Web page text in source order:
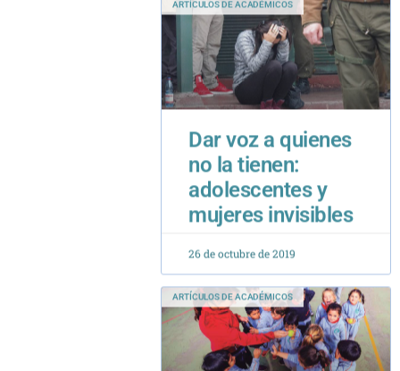
Dar voz a quienes
no la tienen:
adolescentes y
mujeres invisibles
26 de octubre de 2019
ARTÍCULOS DE ACADÉMICOS